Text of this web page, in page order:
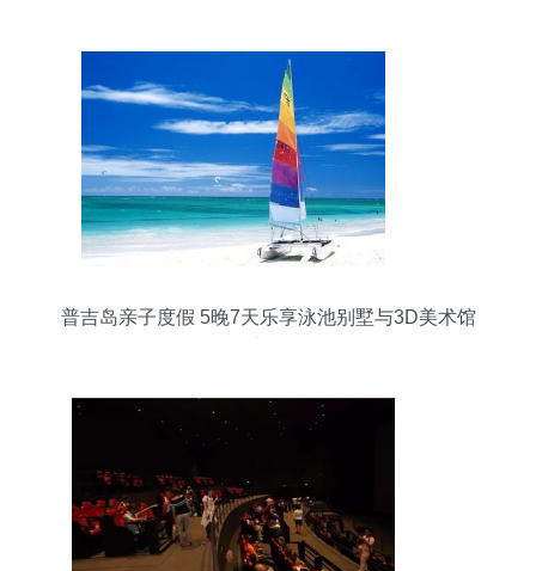
普吉岛亲子度假 5晚7天乐享泳池别墅与3D美术馆